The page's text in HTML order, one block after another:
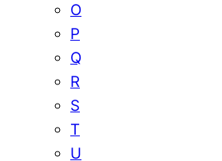
O
P
Q
R
S
T
U